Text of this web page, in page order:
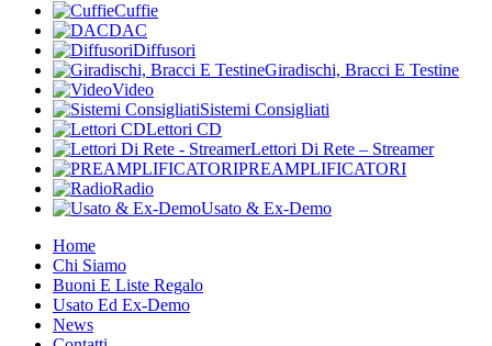
Cuffie
DAC
Diffusori
Giradischi, Bracci E Testine
Video
Sistemi Consigliati
Lettori CD
Lettori Di Rete – Streamer
PREAMPLIFICATORI
Radio
Usato & Ex-Demo
Home
Chi Siamo
Buoni E Liste Regalo
Usato Ed Ex-Demo
News